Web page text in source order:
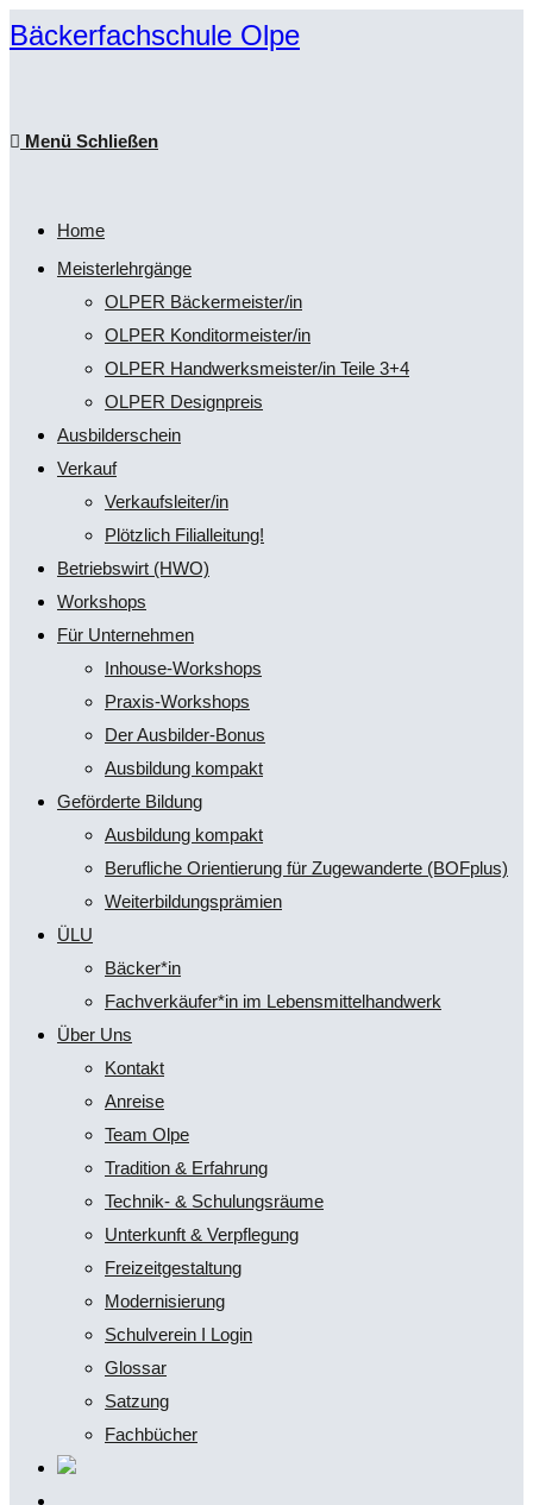
Zum
Bäckerfachschule Olpe
Menü Schließen
Home
Meisterlehrgänge
OLPER Bäckermeister/in
OLPER Konditormeister/in
OLPER Handwerksmeister/in Teile 3+4
OLPER Designpreis
Ausbilderschein
Verkauf
Verkaufsleiter/in
Plötzlich Filialleitung!
Betriebswirt (HWO)
Workshops
Für Unternehmen
Inhouse-Workshops
Praxis-Workshops
Der Ausbilder-Bonus
Ausbildung kompakt
Geförderte Bildung
Ausbildung kompakt
Berufliche Orientierung für Zugewanderte (BOFplus)
Weiterbildungsprämien
ÜLU
Bäcker*in
Fachverkäufer*in im Lebensmittelhandwerk
Über Uns
Kontakt
Anreise
Team Olpe
Tradition & Erfahrung
Technik- & Schulungsräume
Unterkunft & Verpflegung
Freizeitgestaltung
Modernisierung
Schulverein I Login
Glossar
Satzung
Fachbücher